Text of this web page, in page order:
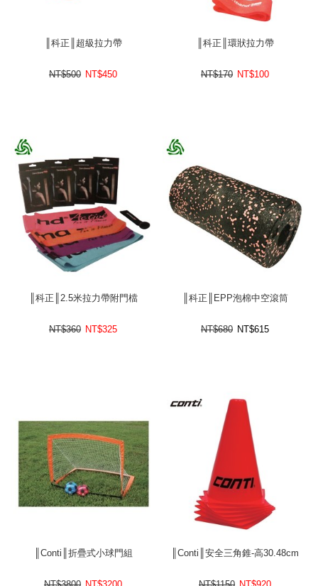
║科正║超級拉力帶
NT$500 NT$450
║科正║環狀拉力帶
NT$170 NT$100
║科正║2.5米拉力帶附門檔
NT$360 NT$325
║科正║EPP泡棉中空滾筒
NT$680 NT$615
║Conti║折疊式小球門組 ║Conti║安全三角錐-高30.48cm